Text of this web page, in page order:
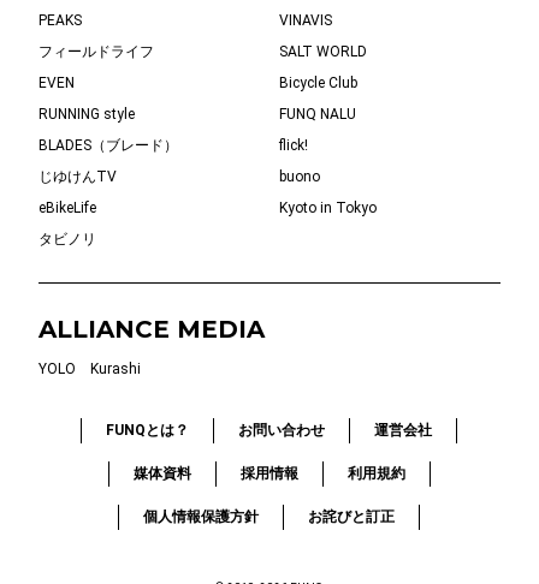
PEAKS
VINAVIS
フィールドライフ
SALT WORLD
EVEN
Bicycle Club
RUNNING style
FUNQ NALU
BLADES（ブレード）
flick!
じゆけんTV
buono
eBikeLife
Kyoto in Tokyo
タビノリ
ALLIANCE MEDIA
YOLO Kurashi
FUNQとは？ お問い合わせ 運営会社
媒体資料 採用情報 利用規約
個人情報保護方針 お詫びと訂正